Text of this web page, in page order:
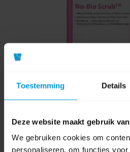
Toestemming Details
Deze website maakt gebruik
We gebruiken cookies om
personaliseren, om functies
BioTech Nu-BioScrub